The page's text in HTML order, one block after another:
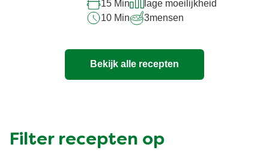
15 Min
lage moeilijkheid
10 Min
3mensen
Bekijk alle recepten
Filter recepten op